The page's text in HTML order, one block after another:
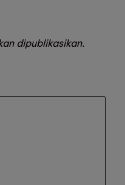
dipublikasikan.